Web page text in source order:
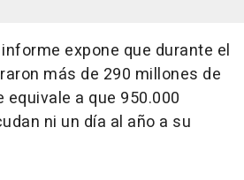
expone que durante el
más de 290 millones de
equivale a que 950.000
ni un día al año a su